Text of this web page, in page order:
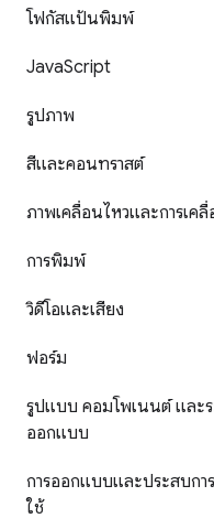
โฟกัสแป้นพิมพ์
JavaScript
รูปภาพ
สีและคอนทราสต์
ภาพเคลื่อนไหวและการเค
การพิมพ์
วิดีโอและเสียง
ฟอร์ม
รูปแบบ คอมโพเนนต์ และ
ออกแบบ
การออกแบบและประสบก
ใช้